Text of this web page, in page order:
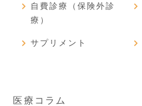
自費診療（保険外診
療）
サプリメント
医療コラム